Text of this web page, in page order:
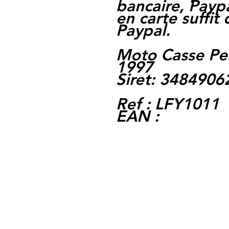
bancaire,
en carte suffit
Paypal.
Moto Casse
1997
Siret:
Ref : LFY1011
EAN :